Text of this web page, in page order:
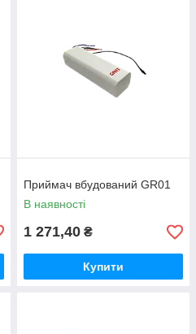
Приймач вбудований GR01
В наявності
1 271,40 ₴
Купити